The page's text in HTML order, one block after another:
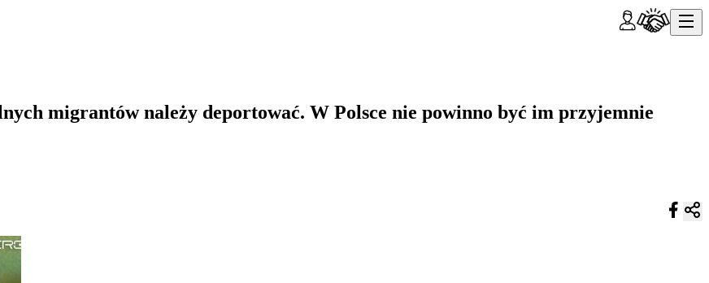
migrantów należy deportować. W Polsce nie powinno być im przyjemnie